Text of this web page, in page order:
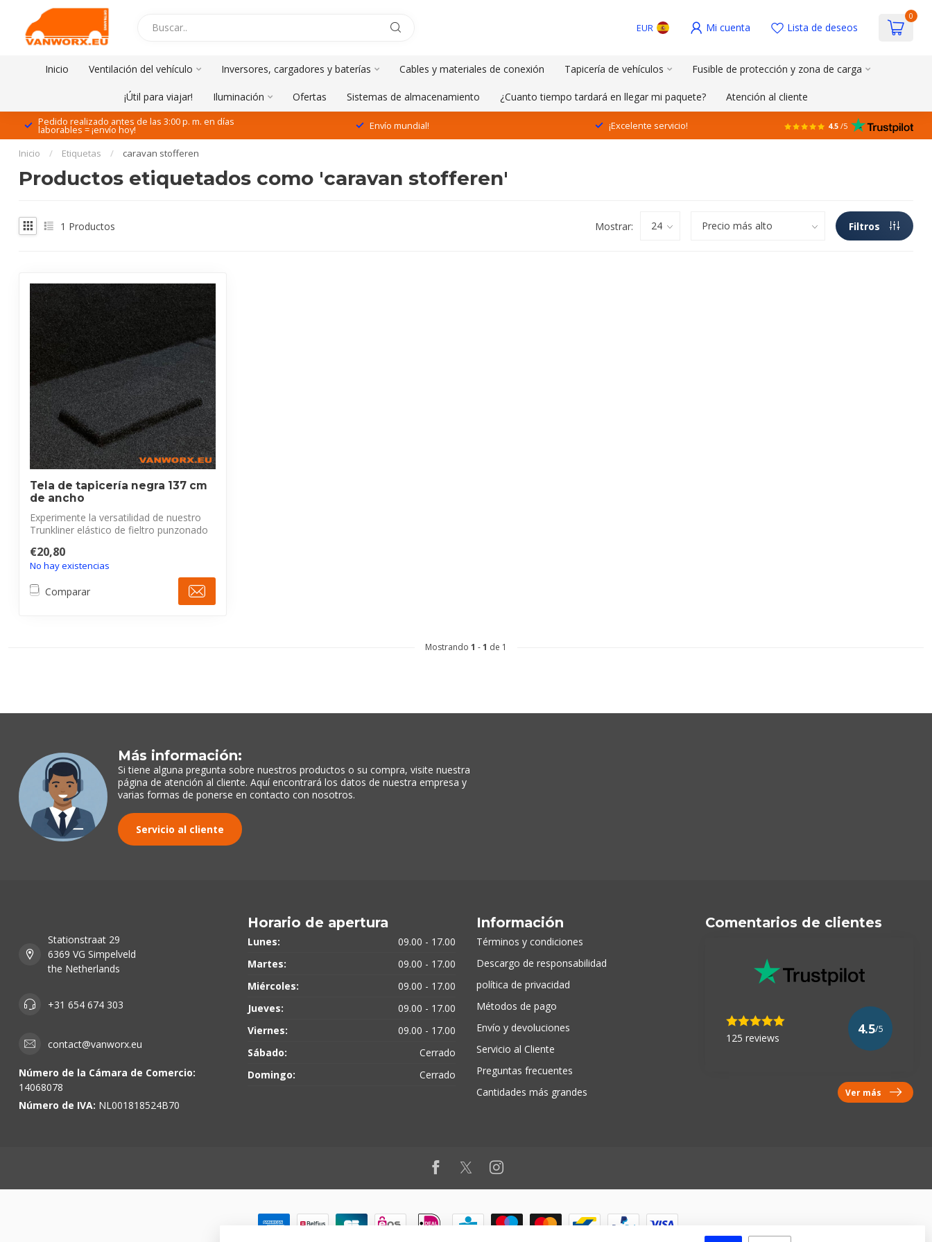
EUR Mi cuenta Lista de deseos
0
Inicio Ventilación del vehículo Inversores, cargadores y baterías Cables y materiales de conexión Tapicería de vehículos Fusible de protección y zona de carga
¡Útil para viajar! Iluminación Ofertas Sistemas de almacenamiento ¿Cuanto tiempo tardará en llegar mi paquete? Atención al cliente
Pedido realizado antes de las 3:00 p. m. en días
laborables = ¡envío hoy! Envío mundial! ¡Excelente servicio! 4.5 /5
Inicio / Etiquetas / caravan stofferen
Productos etiquetados como 'caravan stofferen'
1 Productos Mostrar: Filtros
Tela de tapicería negra 137 cm
de ancho
Experimente la versatilidad de nuestro
Trunkliner elástico de fieltro punzonado
€20,80
No hay existencias
Comparar
Mostrando 1 -1 de 1
Más información:
Si tiene alguna pregunta sobre nuestros productos o su compra, visite nuestra
página de atención al cliente. Aquí encontrará los datos de nuestra empresa y
varias formas de ponerse en contacto con nosotros.
Servicio al cliente
Stationstraat 29
6369 VG Simpelveld
the Netherlands
+31 654 674 303
contact@vanworx.eu
Número de la Cámara de Comercio:
14068078
Número de IVA: NL001818524B70
Horario de apertura
Lunes:
09.00 - 17.00
Martes:
09.00 - 17.00
Miércoles:
09.00 - 17.00
Jueves:
09.00 - 17.00
Viernes:
09.00 - 17.00
Sábado:
Cerrado
Domingo:
Cerrado
Información
Términos y condiciones
Descargo de responsabilidad
política de privacidad
Métodos de pago
Envío y devoluciones
Servicio al Cliente
Preguntas frecuentes
Cantidades más grandes
Comentarios de clientes
125 reviews
4.5/5
Ver más